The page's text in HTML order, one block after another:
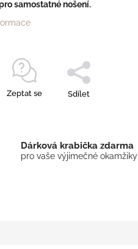
samostatné nošení.
Zeptat se Sdílet
Dárková krabička zdarma
pro vaše výjimečné okamžiky